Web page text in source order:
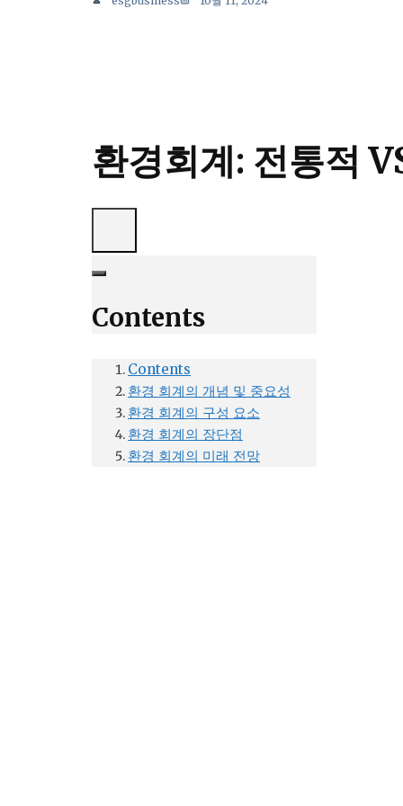
환경회계: 전통적
Contents
Contents
환경 회계의 개념 및 중요성
환경 회계의 구성 요소
환경 회계의 장단점
환경 회계의 미래 전망